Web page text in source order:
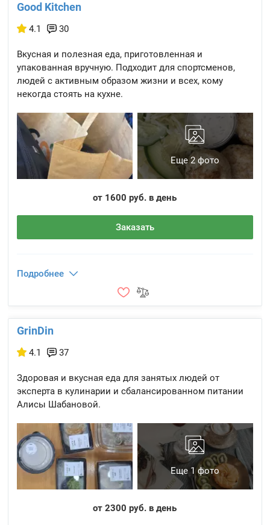
Good Kitchen
4.1 30
Вкусная и полезная еда, приготовленная и
упакованная вручную. Подходит для спортсменов,
людей с активным образом жизни и всех, кому
некогда стоять на кухне.
Еще 2 фото
от 1600 руб. в день
Заказать
Подробнее
GrinDin
4.1 37
Здоровая и вкусная еда для занятых людей от
эксперта в кулинарии и сбалансированном питании
Алисы Шабановой.
Еще 1 фото
от 2300 руб. в день